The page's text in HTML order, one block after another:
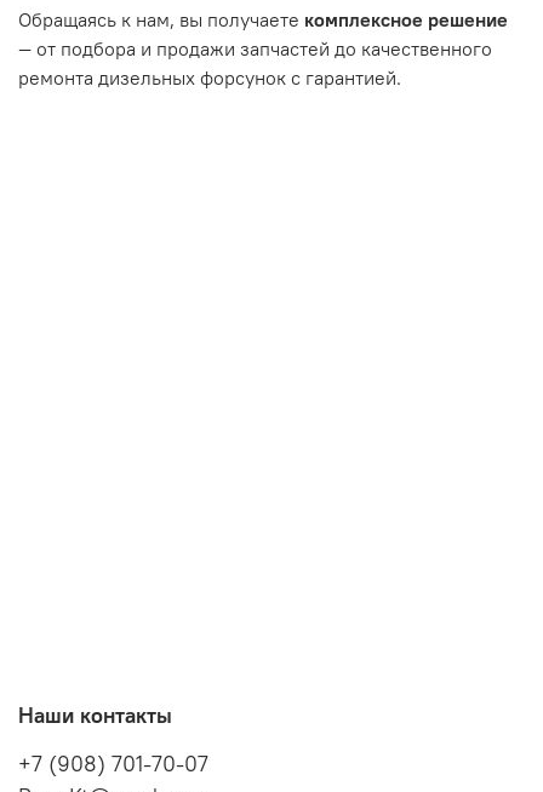
Обращаясь к нам, вы получаете комплексное решение
— от подбора и продажи запчастей до качественного
ремонта дизельных форсунок с гарантией.
Наши контакты
+7 (908) 701-70-07